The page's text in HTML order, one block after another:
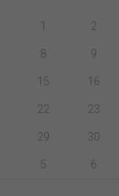
1 2
8 9
15 16
22 23
29 30
5 6